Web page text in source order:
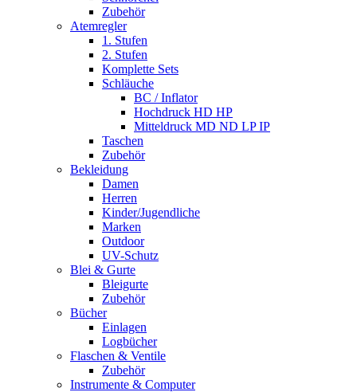
Zubehör
Atemregler
1. Stufen
2. Stufen
Komplette Sets
Schläuche
BC / Inflator
Hochdruck HD HP
Mitteldruck MD ND LP IP
Taschen
Zubehör
Bekleidung
Damen
Herren
Kinder/Jugendliche
Marken
Outdoor
UV-Schutz
Blei & Gurte
Bleigurte
Zubehör
Bücher
Einlagen
Logbücher
Flaschen & Ventile
Zubehör
Instrumente & Computer